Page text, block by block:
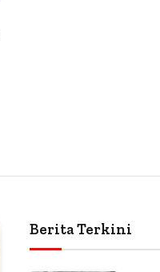
Berita Terkini